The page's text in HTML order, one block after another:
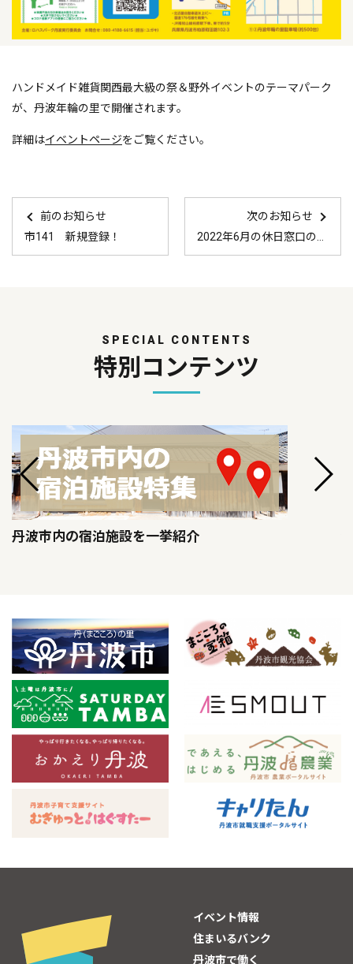
ハンドメイド雑貨関西最大級の祭＆野外イベントのテーマパーク
が、丹波年輪の里で開催されます。
詳細はイベントページをご覧ください。
前のお知らせ
市141 新規登録！
次のお知らせ
2022年6月の休日窓口の予定はこちら！
SPECIAL CONTENTS
特別コンテンツ
丹波市内の宿泊施設を一挙紹介
イベント情報
住まいるバンク
丹波市で働く